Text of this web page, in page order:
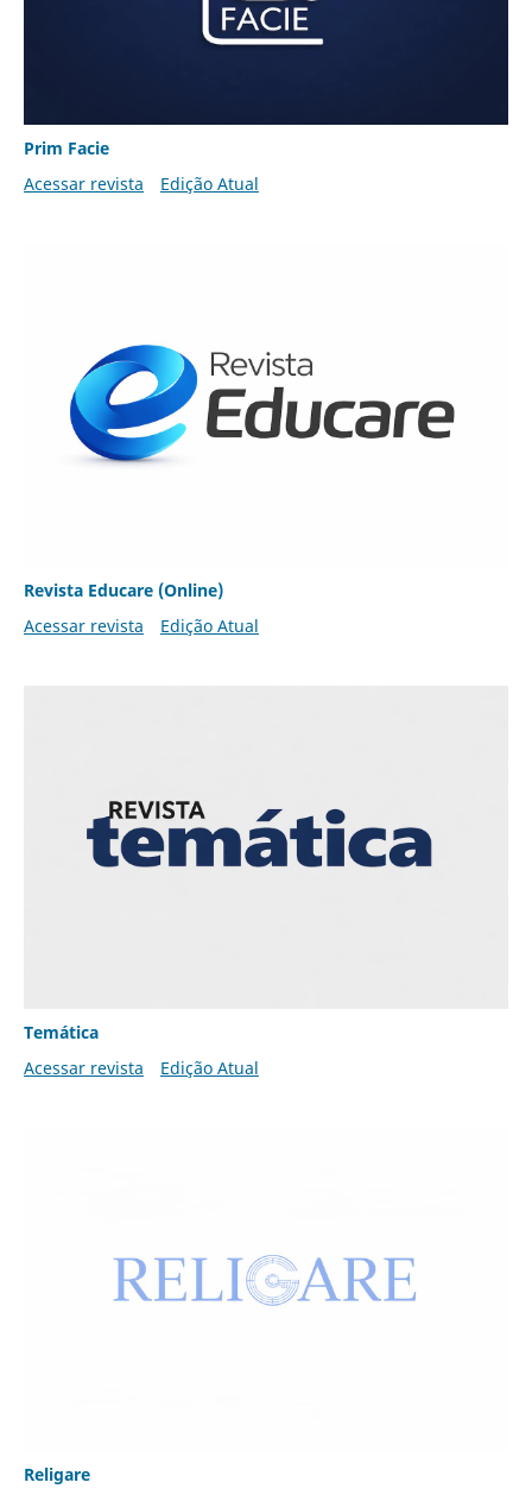
Prim Facie
Acessar revista
Edição Atual
Revista Educare (Online)
Acessar revista
Edição Atual
Temática
Acessar revista
Edição Atual
Religare